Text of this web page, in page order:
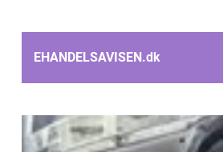
EHANDELSAVISEN.dk